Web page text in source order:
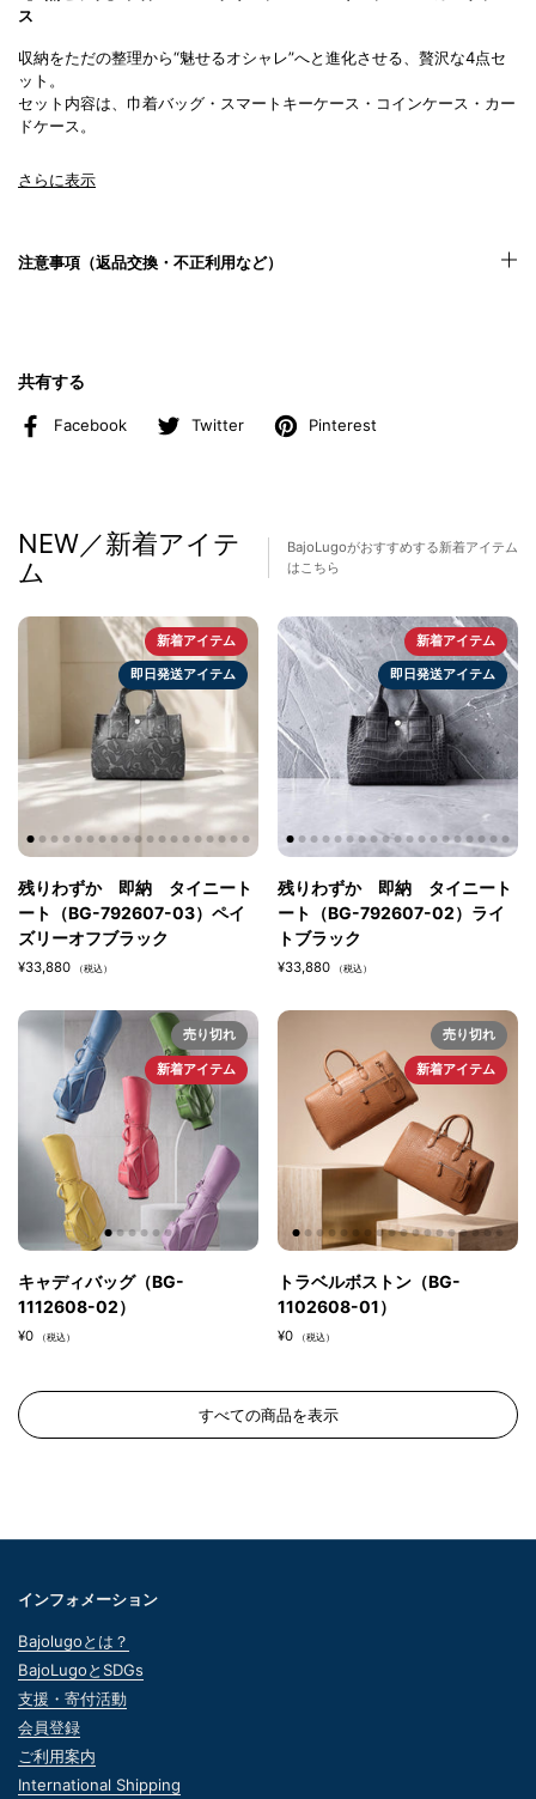
さらに表示
ス
収納をただの整理から“魅せるオシャレ”へと進化させる、贅沢な4点セ
ット。
セット内容は、巾着バッグ・スマートキーケース・コインケース・カー
ドケース。
巾着本体にはDカンを左右に2つ装備し、好みのアイテムを“じゃら付
け”できる仕様。用途や気分に合わせて付け替えられ、自分だけのカス
素材には小粒のシボが美しい半艶レザーを採用。耐久性が高く、使うほ
カラーは、深みのある
材感、カラーのすべてが揃ったBajoLugoの新提案。普段使いから特別
な日まで、これ一つで収納もファッションも完成します。
・本体前面に付属する２つのDカンにアクセサリーを装着可能。
・インナーにはBajoLugoのロゴが連なった肌触りの良い上質な素材を
使用。
・国産最高級牛革を日本の職人が丁寧に造り上げる。
シュリンク型押し。
クアトロ巾着
商品番号
BG-1082508-05
本体：シュリンク型押しシルバートープ
スマートキーケース：
型押しマットトープ
コインケース：シュリンク型押しシルバートープ
カードケース：シュリンク型押しシルバートープ
サイズ
スマートキーケース：横=約9cm × 高=約5.5cm × 奥=約2cm。
コインケース：横=約5.8cm × 高=約7cm × 奥=約2.1cm。
カードケース：
横=約7.3cm × 高=約10.2m 。
本体：約300g
スマートキーケース ：約42g。
コインケース：約32g
カードケース
：約28g 。
素材
MADE IN JAPAN
注意事項（返品交換・不正利用など）
共有する
Facebook Twitter Pinterest
NEW／新着アイテ
ム
BajoLugoがおすすめする新着アイテム
はこちら
残りわずか 即納 タイニート
ート（BG-792607-03）ペイ
ズリーオフブラック
¥33,880 （税込）
新着アイテム
即日発送アイテム
残りわずか 即納 タイニート
ート（BG-792607-02）ライ
トブラック
¥33,880 （税込）
新着アイテム
即日発送アイテム
キャディバッグ（BG-
1112608-02）
¥0 （税込）
売り切れ
新着アイテム
トラベルボストン（BG-
1102608-01）
¥0 （税込）
売り切れ
新着アイテム
すべての商品を表示
インフォメーション
Bajolugoとは？
BajoLugoとSDGs
支援・寄付活動
会員登録
ご利用案内
International Shipping